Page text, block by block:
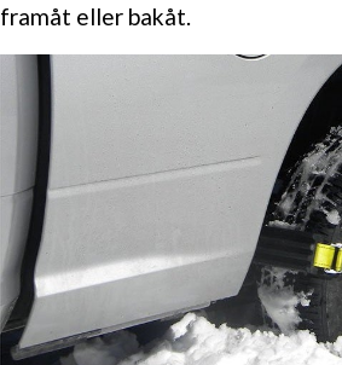
framåt eller bakåt.